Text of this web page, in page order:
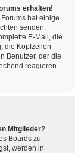
erhalten!
hat einige
senden,
E-Mail, die
die Kopfzeilen
Benutzer, der die
reagieren.
Mitglieder?
Boards zu
werden in